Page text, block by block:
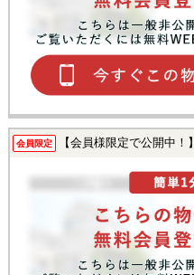
会員限定 【会員様限定で公開中！】